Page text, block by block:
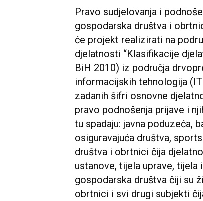
Pravo sudjelovanja i
gospodarska društva i
će projekt realizirati na
djelatnosti “Klasifikacije
BiH 2010) iz područja
informacijskih tehnologija
zadanih šifri osnovne
pravo podnošenja prijave i
tu spadaju: javna poduzeća,
osiguravajuća društva,
društva i obrtnici čija
ustanove, tijela uprave, tijela
gospodarska društva čiji su
obrtnici i svi drugi subjekti